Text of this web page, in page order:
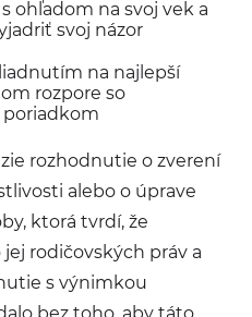
ohľadom na svoj vek a
svoj názor
na najlepší
rozpore so
rozhodnutie o zverení
alebo o úprave
ktorá tvrdí, že
rodičovských práv a
s výnimkou